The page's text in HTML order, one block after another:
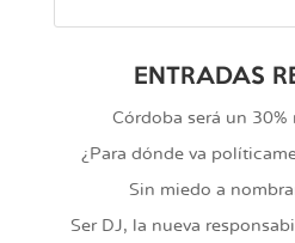
ENTRADAS
Córdoba será un 30%
¿Para dónde va
Sin miedo a
Ser DJ, la nueva